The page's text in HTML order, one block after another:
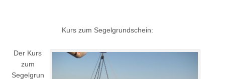
Kurs zum Segelgrundschein:
Der Kurs
zum
Segelgrun